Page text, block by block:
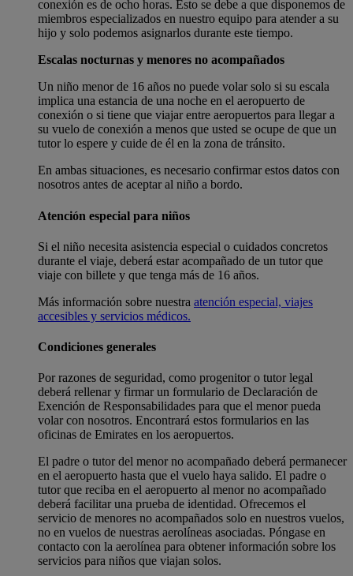
conexión es de ocho horas. Esto se debe a que disponemos de
miembros especializados en nuestro equipo para atender a su
hijo y solo podemos asignarlos durante este tiempo.
Escalas nocturnas y menores no acompañados
Un niño menor de 16 años no puede volar solo si su escala
implica una estancia de una noche en el aeropuerto de
conexión o si tiene que viajar entre aeropuertos para llegar a
su vuelo de conexión a menos que usted se ocupe de que un
tutor lo espere y cuide de él en la zona de tránsito.
En ambas situaciones, es necesario confirmar estos datos con
nosotros antes de aceptar al niño a bordo.
Atención especial para niños
Si el niño necesita asistencia especial o cuidados concretos
durante el viaje, deberá estar acompañado de un tutor que
viaje con billete y que tenga más de 16 años.
Más información sobre nuestra atención especial, viajes
accesibles y servicios médicos.
Condiciones generales
Por razones de seguridad, como progenitor o tutor legal
deberá rellenar y firmar un formulario de Declaración de
Exención de Responsabilidades para que el menor pueda
volar con nosotros. Encontrará estos formularios en las
oficinas de Emirates en los aeropuertos.
El padre o tutor del menor no acompañado deberá permanecer
en el aeropuerto hasta que el vuelo haya salido. El padre o
tutor que reciba en el aeropuerto al menor no acompañado
deberá facilitar una prueba de identidad. Ofrecemos el
servicio de menores no acompañados solo en nuestros vuelos,
no en vuelos de nuestras aerolíneas asociadas. Póngase en
contacto con la aerolínea para obtener información sobre los
servicios para niños que viajan solos.